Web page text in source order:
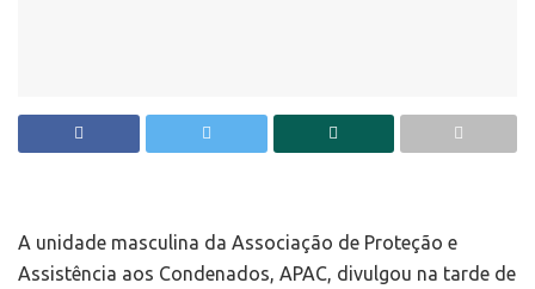
A unidade masculina da Associação de Proteção e
Assistência aos Condenados, APAC, divulgou na tarde de